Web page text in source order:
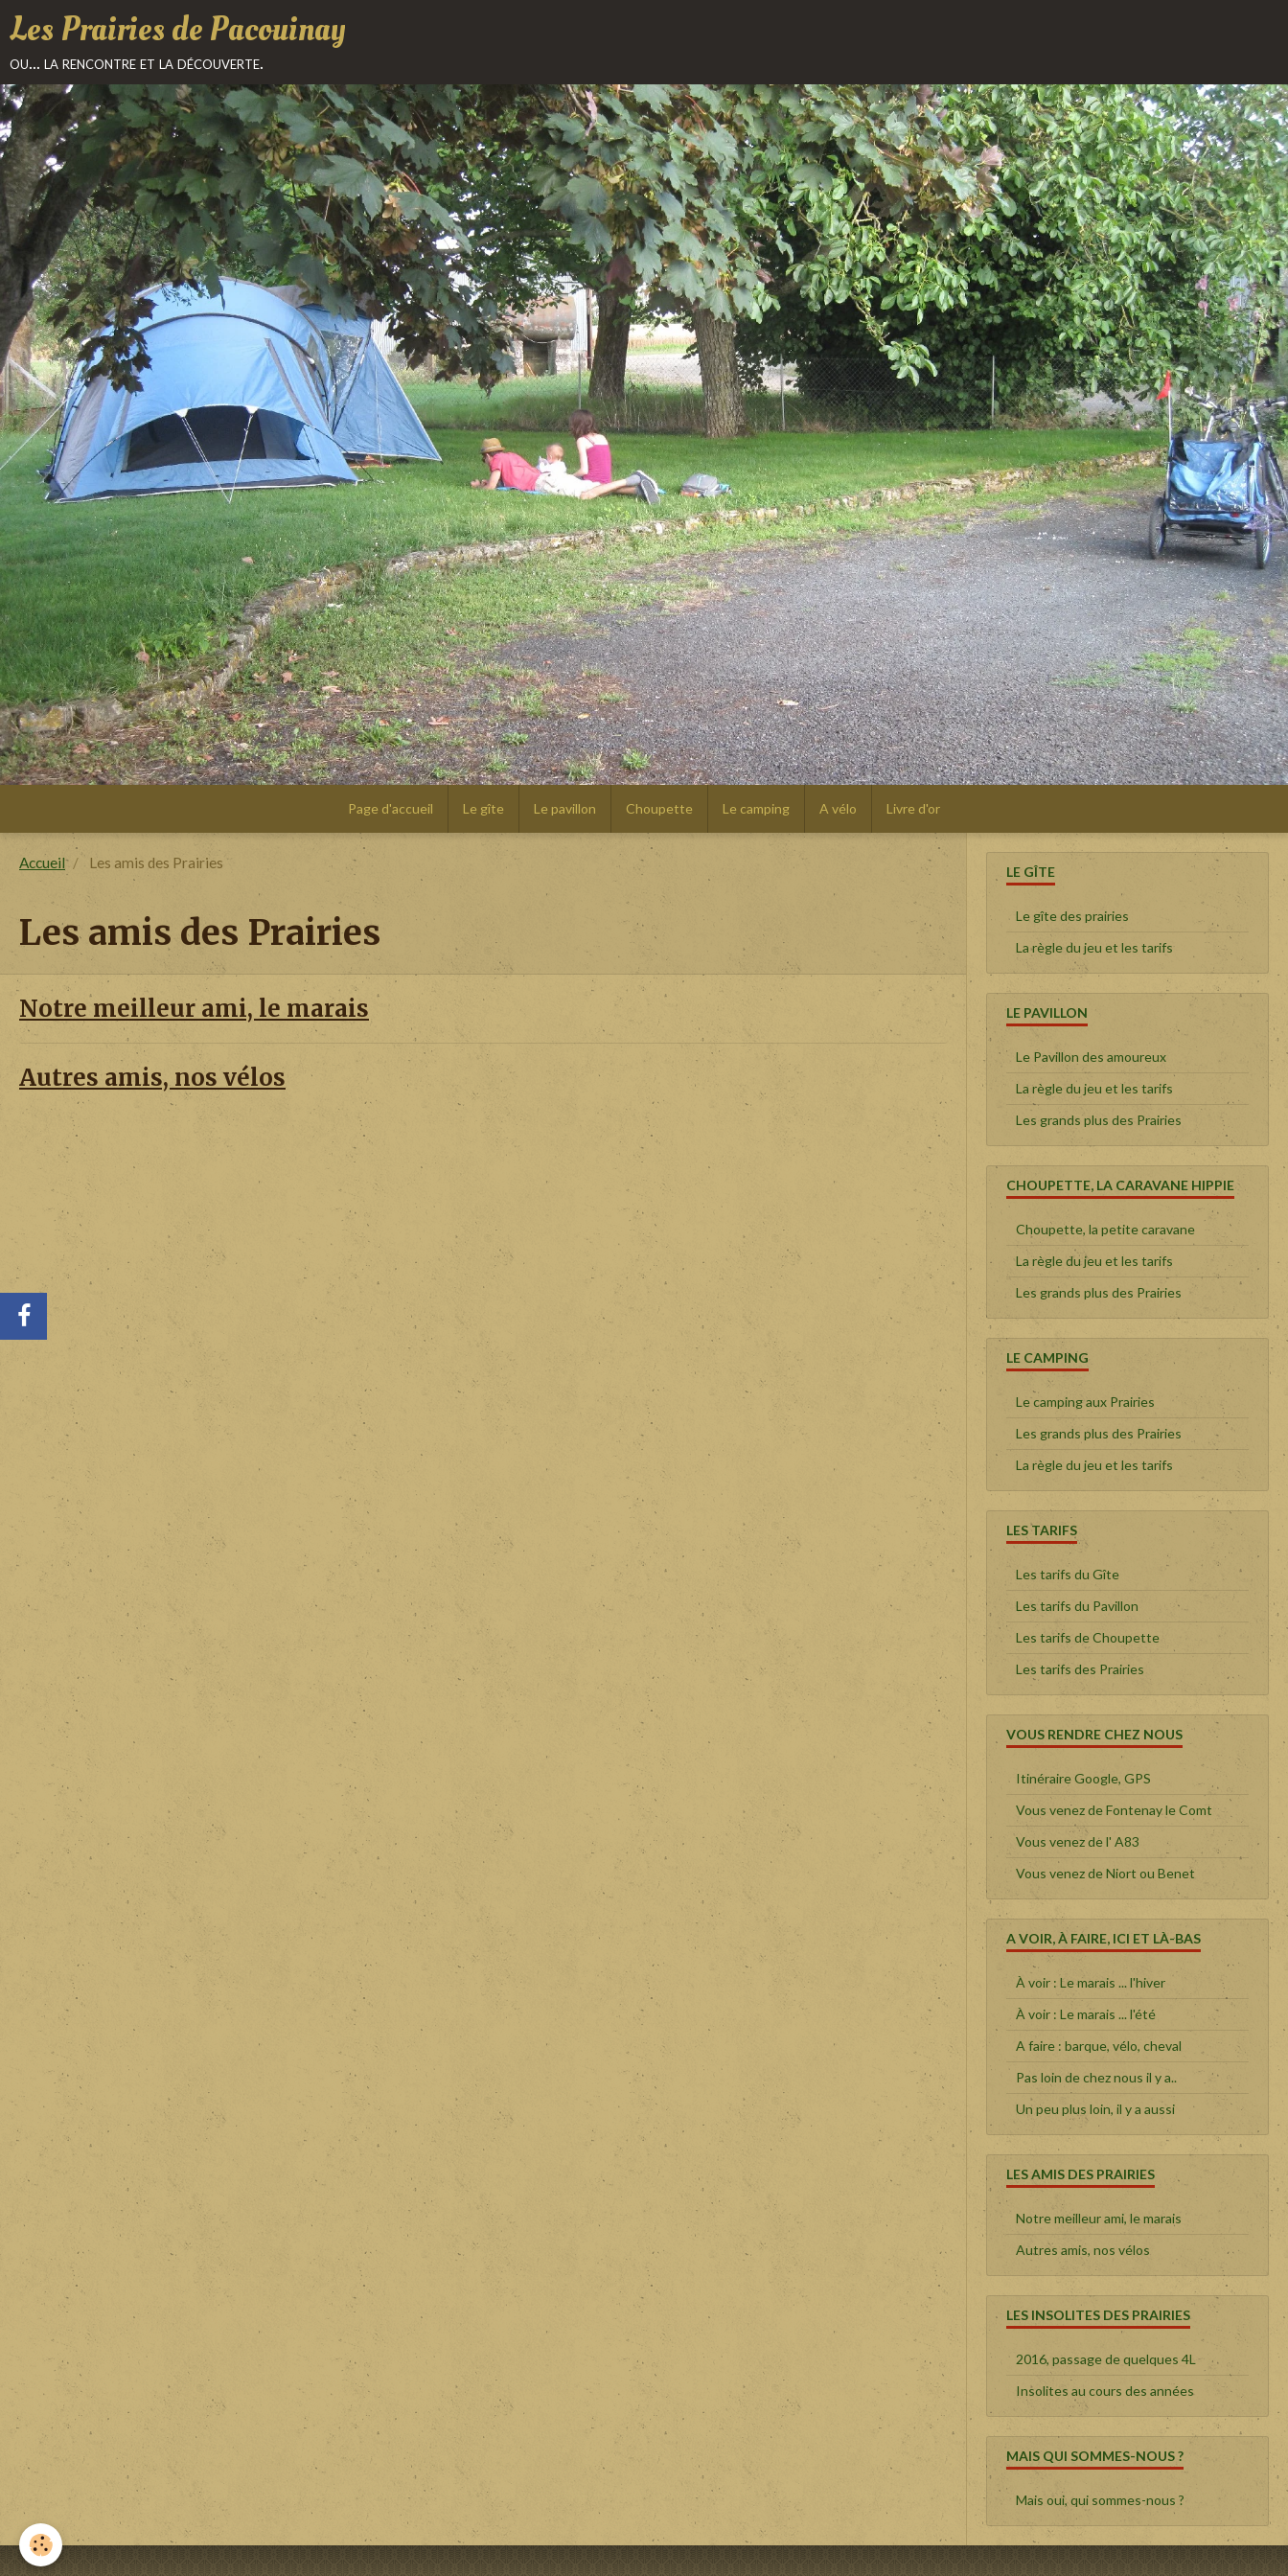
Les Prairies de Pacouinay
ou... la rencontre et la découverte.
Page d'accueil Le gîte Le pavillon Choupette Le camping A vélo Livre d'or
Accueil Les amis des Prairies
Les amis des Prairies
Notre meilleur ami, le marais
Autres amis, nos vélos
LE GÎTE
Le gîte des prairies
La règle du jeu et les tarifs
LE PAVILLON
Le Pavillon des amoureux
La règle du jeu et les tarifs
Les grands plus des Prairies
CHOUPETTE, LA CARAVANE HIPPIE
Choupette, la petite caravane
La règle du jeu et les tarifs
Les grands plus des Prairies
LE CAMPING
Le camping aux Prairies
Les grands plus des Prairies
La règle du jeu et les tarifs
LES TARIFS
Les tarifs du Gîte
Les tarifs du Pavillon
Les tarifs de Choupette
Les tarifs des Prairies
VOUS RENDRE CHEZ NOUS
Itinéraire Google, GPS
Vous venez de Fontenay le Comt
Vous venez de l' A83
Vous venez de Niort ou Benet
A VOIR, À FAIRE, ICI ET LÀ-BAS
À voir : Le marais ... l'hiver
À voir : Le marais ... l'été
A faire : barque, vélo, cheval
Pas loin de chez nous il y a..
Un peu plus loin, il y a aussi
LES AMIS DES PRAIRIES
Notre meilleur ami, le marais
Autres amis, nos vélos
LES INSOLITES DES PRAIRIES
2016, passage de quelques 4L
Insolites au cours des années
MAIS QUI SOMMES-NOUS ?
Mais oui, qui sommes-nous ?